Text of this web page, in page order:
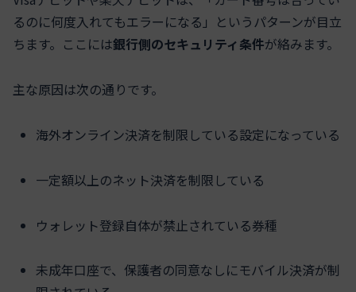
るのに何度入れてもエラーになる」というパターンが目立
ちます。ここには銀行側のセキュリティ条件が絡みます。
主な原因は次の通りです。
海外オンライン決済を制限している設定になっている
一定額以上のネット決済を制限している
ウォレット登録自体が禁止されている券種
未成年口座で、保護者の同意なしにモバイル決済が制